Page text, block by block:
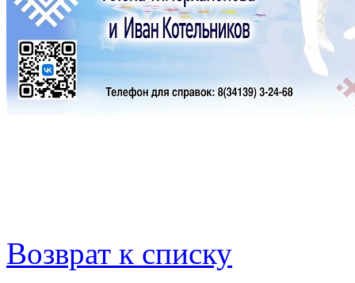
Возврат к списку